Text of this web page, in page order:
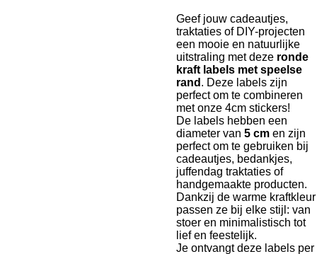
Geef jouw cadeautjes,
traktaties of DIY-projecten
een mooie en natuurlijke
uitstraling met deze ronde
kraft labels met speelse
rand . Deze labels zijn
perfect om te combineren
met onze 4cm stickers!
De labels hebben een
diameter van 5 cm en zijn
perfect om te gebruiken bij
cadeautjes, bedankjes,
juffendag traktaties of
handgemaakte producten.
Dankzij de warme kraftkleur
passen ze bij elke stijl: van
stoer en minimalistisch tot
lief en feestelijk.
Je ontvangt deze labels per